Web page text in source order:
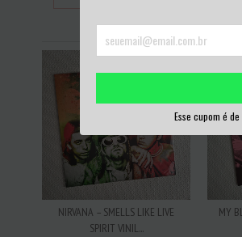
Esse cupom é
NIRVANA – SMELLS LIKE LIVE
SPIRIT VINIL...
MY